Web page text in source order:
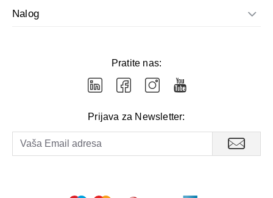
Nalog
Pratite nas:
Prijava za Newsletter: